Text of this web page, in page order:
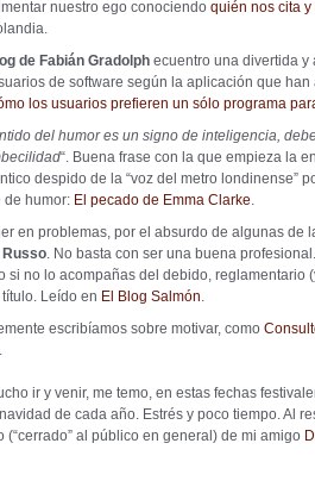
nuestro ego conociendo quién nos cita y
de Fabián Gradolph ecuentro una divertida y
de software según la aplicación que han
los usuarios prefieren un sólo programa
del humor es un signo de inteligencia,
“. Buena frase con la que empieza la
despido de la “voz del metro londinense”
de humor: El pecado de Emma Clarke.
en problemas, por el absurdo de algunas de
. No basta con ser una buena
si no lo acompañas del debido, reglamentario
título. Leído en El Blog Salmón.
escribíamos sobre motivar, como
ir y venir, me temo, en estas fechas
de cada año. Estrés y poco tiempo. Al
(“cerrado” al público en general) de mi amigo